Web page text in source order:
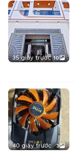
35 giây trước 10
40 giây trước 3